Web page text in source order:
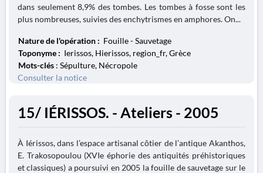
dans seulement 8,9% des tombes. Les tombes à fosse sont les
plus nombreuses, suivies des enchytrismes en amphores. On...
Nature de l'opération : Fouille - Sauvetage
Toponyme : Ierissos, Hierissos, region_fr, Grèce
Mots-clés : Sépulture, Nécropole
Consulter la notice
15/ IÉRISSOS. - Ateliers - 2005
À Iérissos, dans l’espace artisanal côtier de l’antique Akanthos,
E. Trakosopoulou (XVIe éphorie des antiquités préhistoriques
et classiques) a poursuivi en 2005 la fouille de sauvetage sur le